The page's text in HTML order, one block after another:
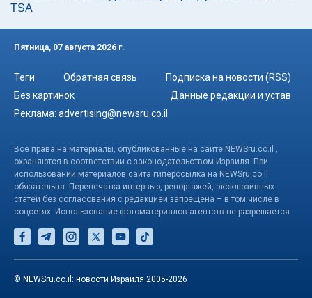
TSA
Пятница, 07 августа 2026 г.
Теги Обратная связь
Подписка на новости (RSS)
Без картинок
Данные редакции и устав
Реклама: advertising@newsru.co.il
Все права на материалы, опубликованные на сайте NEWSru.co.il ,
охраняются в соответствии с законодательством Израиля. При
использовании материалов сайта гиперссылка на NEWSru.co.il
обязательна. Перепечатка интервью, репортажей, эксклюзивных
статей без согласования с редакцией запрещена – в том числе в
соцсетях. Использование фотоматериалов агентств не разрешается.
© NEWSru.co.il: новости Израиля 2005-2026